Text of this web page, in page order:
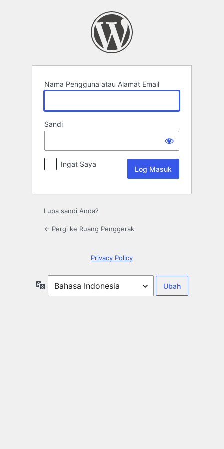
Nama Pengguna atau Alamat Email
Sandi
Ingat Saya
Lupa sandi Anda?
← Pergi ke Ruang Penggerak
Privacy Policy
Bahasa